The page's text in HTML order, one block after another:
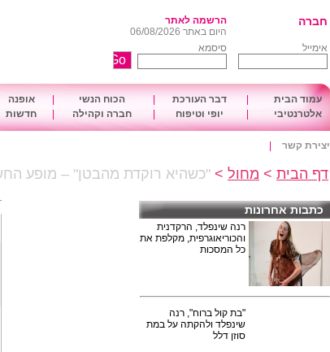
חברה
הרשמה לאתר
היום באתר 06/08/2026
אימייל
סיסמא
עמוד הבית דבר העורכת הכוח הנשי אופנה
אלטרנטיבי
יופי וטיפוח חברה וקהילה חדשות
יצירת קשר
דף הבית > מחול > "כשהיא רוקדת מהבטן" – מופע
כתבות אחרונות
רנה שינפלד, הרקדנית
והכוריאוגרפית, מקלפת את
כל המסכות
"בת קול ברוח", רנה
שינפלד ולהקתה על במת
סוזן דלל